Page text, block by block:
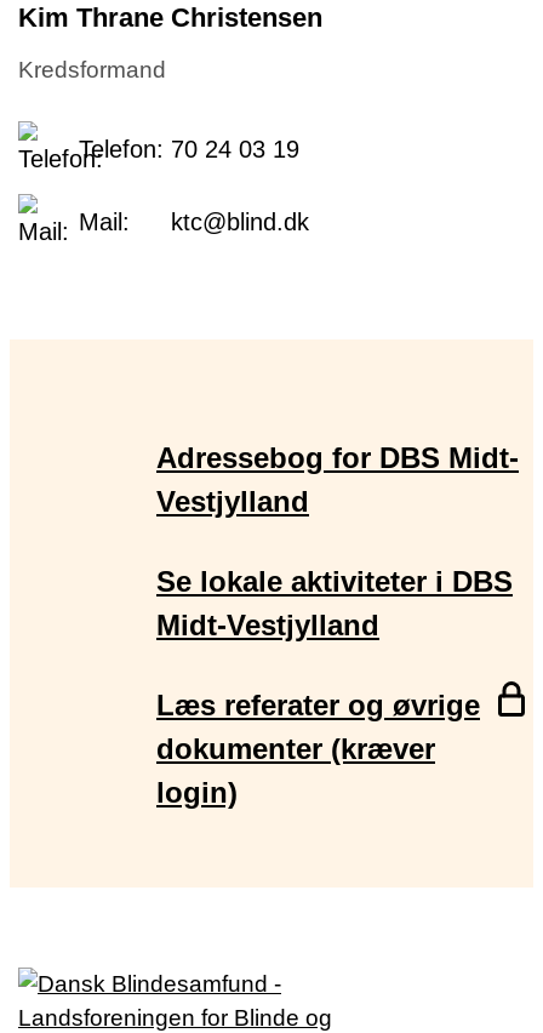
Kim Thrane Christensen
Kredsformand
Telefon: 70 24 03 19
Mail: ktc@blind.dk
Adressebog for DBS Midt-
Vestjylland
Se lokale aktiviteter i DBS
Midt-Vestjylland
Læs referater og øvrige
dokumenter (kræver
login)